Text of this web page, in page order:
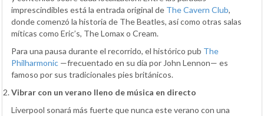
imprescindibles está la entrada original de The Cavern Club,
donde comenzó la historia de The Beatles, así como otras salas
míticas como Eric’s, The Lomax o Cream.
Para una pausa durante el recorrido, el histórico pub The
Philharmonic —frecuentado en su día por John Lennon— es
famoso por sus tradicionales pies británicos.
Vibrar con un verano lleno de música en directo
Liverpool sonará más fuerte que nunca este verano con una